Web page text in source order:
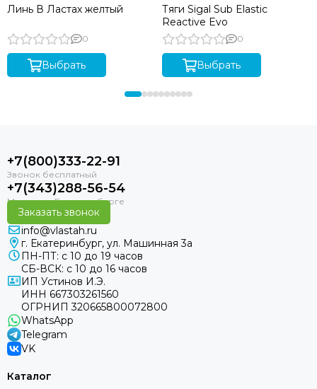
Линь В Ластах желтый
0
Выбрать
Тяги Sigal Sub Elastic
Reactive Evo
0
Выбрать
+7(800)333-22-91
+7(343)288-56-54
Заказать звонок
info@vlastah.ru
г. Екатеринбург, ул. Машинная 3а
ПН-ПТ: с 10 до 19 часов
СБ-ВСК: с 10 до 16 часов
ИП Устинов И.Э.
ИНН 667303261560
ОГРНИП 320665800072800
WhatsApp
Telegram
VK
Каталог